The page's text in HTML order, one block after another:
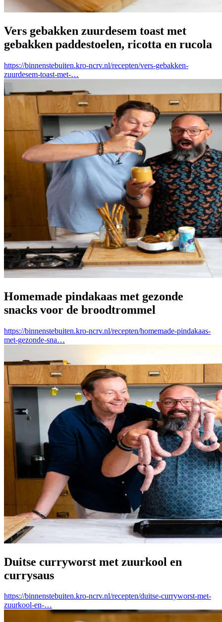
Vers gebakken zuurdesem toast met
gebakken paddestoelen, ricotta en rucola
https://binnenstebuiten.kro-ncrv.nl/recepten/vers-gebakken-
zuurdesem-toast-met-…
Homemade pindakaas met gezonde
snacks voor de broodtrommel
https://binnenstebuiten.kro-ncrv.nl/recepten/homemade-pindakaas-
met-gezonde-sna…
Duitse curryworst met zuurkool en
currysaus
https://binnenstebuiten.kro-ncrv.nl/recepten/duitse-curryworst-met-
zuurkool-en-…